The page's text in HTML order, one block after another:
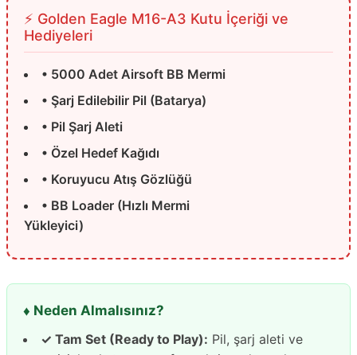
⚡️ Golden Eagle M16-A3 Kutu İçeriği ve
Hediyeleri
• 5000 Adet Airsoft BB Mermi
• Şarj Edilebilir Pil (Batarya)
• Pil Şarj Aleti
• Özel Hedef Kağıdı
• Koruyucu Atış Gözlüğü
• BB Loader (Hızlı Mermi
Yükleyici)
♦️ Neden Almalısınız?
✓ Tam Set (Ready to Play): Pil, şarj aleti ve